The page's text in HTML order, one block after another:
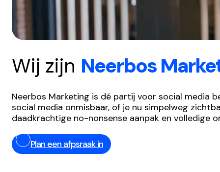
Wij zijn Neerbos
Neerbos Marketing is dé partij voor social media
social media onmisbaar, of je nu simpelweg
daadkrachtige no-nonsense aanpak en volledige
Plan een afpsraak in